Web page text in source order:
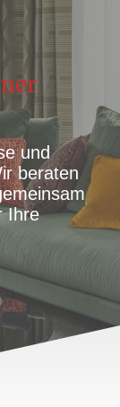
und
beraten
Ihre